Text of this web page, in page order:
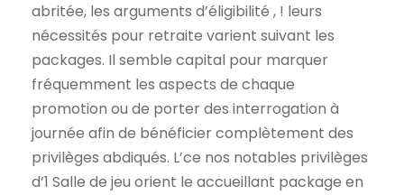
abritée, les arguments d’éligibilité , ! leurs
nécessités pour retraite varient suivant les
packages. Il semble capital pour marquer
fréquemment les aspects de chaque
promotion ou de porter des interrogation à
journée afin de bénéficier complètement des
privilèges abdiqués. L’ce nos notables privilèges
d’1 Salle de jeu orient le accueillant package en